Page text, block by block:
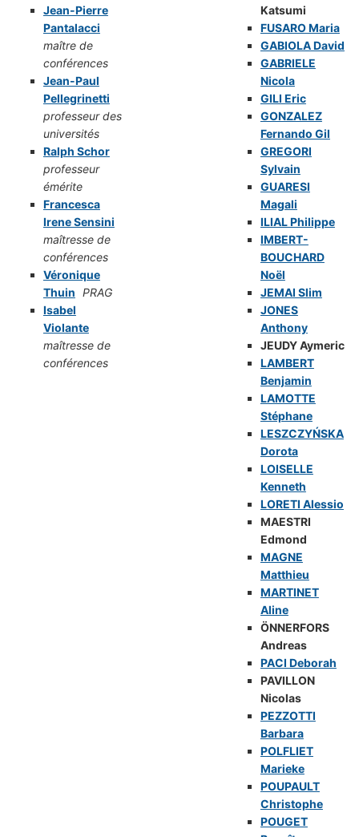
Jean-Pierre
Pantalacci
maître de
conférences
Jean-Paul
Pellegrinetti
professeur des
universités
Ralph Schor
professeur
émérite
Francesca
Irene Sensini
maîtresse de
conférences
Véronique
Thuin PRAG
Isabel
Violante
maîtresse de
conférences
Katsumi
FUSARO Maria
GABIOLA David
GABRIELE
Nicola
GILI Eric
GONZALEZ
Fernando Gil
GREGORI
Sylvain
GUARESI
Magali
ILIAL Philippe
IMBERT-
BOUCHARD
Noël
JEMAI Slim
JONES
Anthony
JEUDY Aymeric
LAMBERT
Benjamin
LAMOTTE
Stéphane
LESZCZYŃSKA
Dorota
LOISELLE
Kenneth
LORETI Alessio
MAESTRI
Edmond
MAGNE
Matthieu
MARTINET
Aline
ÖNNERFORS
Andreas
PACI Deborah
PAVILLON
Nicolas
PEZZOTTI
Barbara
POLFLIET
Marieke
POUPAULT
Christophe
POUGET